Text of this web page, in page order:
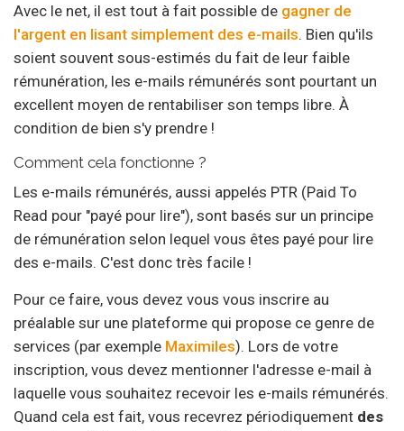
Avec le net, il est tout à fait possible de gagner de
l'argent en lisant simplement des e-mails. Bien qu'ils
soient souvent sous-estimés du fait de leur faible
rémunération, les e-mails rémunérés sont pourtant un
excellent moyen de rentabiliser son temps libre. À
condition de bien s'y prendre !
Comment cela fonctionne ?
Les e-mails rémunérés, aussi appelés PTR (Paid To
Read pour "payé pour lire"), sont basés sur un principe
de rémunération selon lequel vous êtes payé pour lire
des e-mails. C'est donc très facile !
Pour ce faire, vous devez vous vous inscrire au
préalable sur une plateforme qui propose ce genre de
services (par exemple Maximiles). Lors de votre
inscription, vous devez mentionner l'adresse e-mail à
laquelle vous souhaitez recevoir les e-mails rémunérés.
Quand cela est fait, vous recevrez périodiquement des